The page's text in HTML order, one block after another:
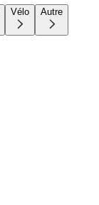
Vélo Autre